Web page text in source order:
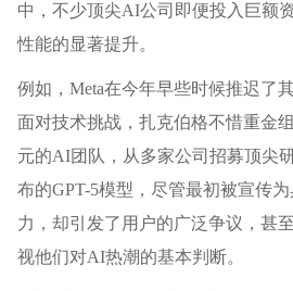
中，不少顶尖AI公司即便投入巨额
性能的显著提升。
例如，Meta在今年早些时候推迟了
面对技术挑战，扎克伯格不惜重金
元的AI团队，从多家公司招募顶尖
布的GPT-5模型，尽管最初被宣传
力，却引发了用户的广泛争议，甚
视他们对AI热潮的基本判断。